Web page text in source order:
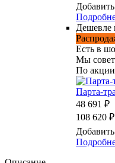
Добавить
Дешевле
Есть в
Мы
По акции
Парта-
48 691 ₽
108 620 ₽
Добавить